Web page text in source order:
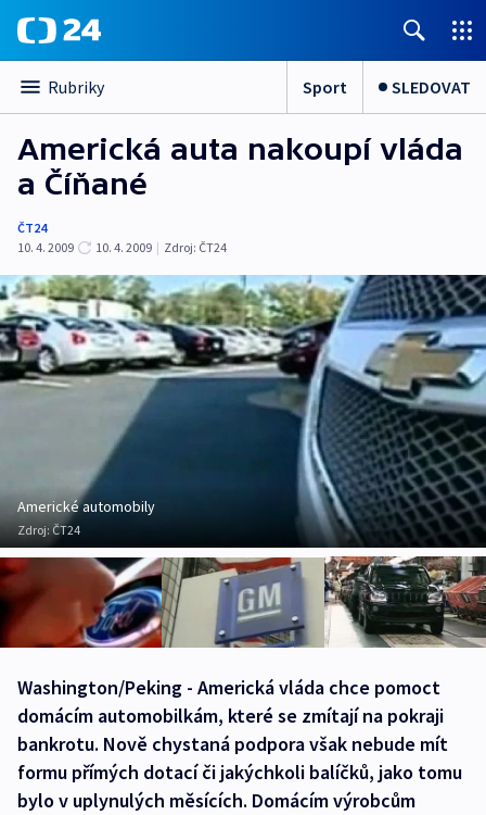
Rubriky Sport SLEDOVAT
Americká auta nakoupí vláda
a Číňané
ČT24
10. 4. 2009
10. 4. 2009 | Zdroj: ČT24
Americké automobily
Zdroj:ČT24
Washington/Peking - Americká vláda chce pomoct
domácím automobilkám, které se zmítají na pokraji
bankrotu. Nově chystaná podpora však nebude mít
formu přímých dotací či jakýchkoli balíčků, jako tomu
bylo v uplynulých měsících. Domácím výrobcům